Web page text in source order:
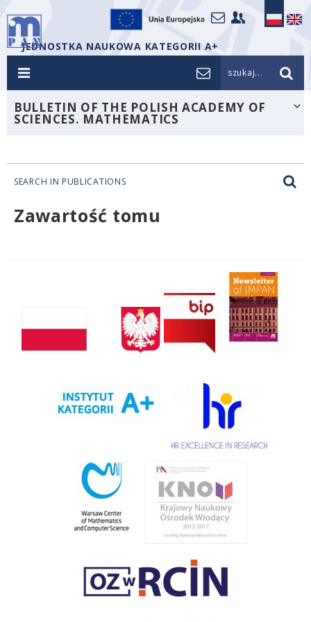
JEDNOSTKA NAUKOWA KATEGORII A+
szukaj...
BULLETIN OF THE POLISH ACADEMY OF
SCIENCES. MATHEMATICS
SEARCH IN PUBLICATIONS
Zawartość tomu